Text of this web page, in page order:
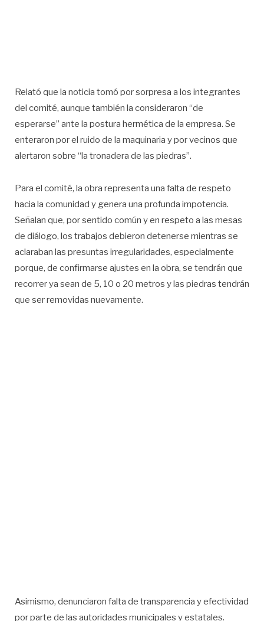
Relató que la noticia tomó por sorpresa a los integrantes
del comité, aunque también la consideraron “de
esperarse” ante la postura hermética de la empresa. Se
enteraron por el ruido de la maquinaria y por vecinos que
alertaron sobre “la tronadera de las piedras”.
Para el comité, la obra representa una falta de respeto
hacia la comunidad y genera una profunda impotencia.
Señalan que, por sentido común y en respeto a las mesas
de diálogo, los trabajos debieron detenerse mientras se
aclaraban las presuntas irregularidades, especialmente
porque, de confirmarse ajustes en la obra, se tendrán que
recorrer ya sean de 5, 10 o 20 metros y las piedras tendrán
que ser removidas nuevamente.
Asimismo, denunciaron falta de transparencia y efectividad
por parte de las autoridades municipales y estatales.